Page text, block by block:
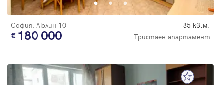
София, Люлин 10 85 кв.м.
180 000 Тристаен апартамент